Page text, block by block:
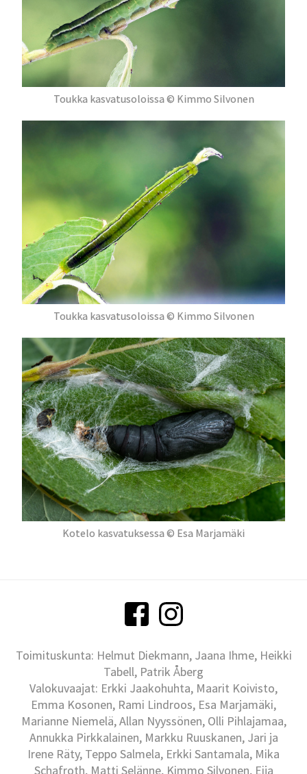
Toukka kasvatusoloissa © Kimmo Silvonen
Toukka kasvatusoloissa © Kimmo Silvonen
Kotelo kasvatuksessa © Esa Marjamäki
Toimituskunta: Helmut Diekmann, Jaana Ihme, Heikki
Tabell, Patrik Åberg
Valokuvaajat: Erkki Jaakohuhta, Maarit Koivisto,
Emma Kosonen, Rami Lindroos, Esa Marjamäki,
Marianne Niemelä, Allan Nyyssönen, Olli Pihlajamaa,
Annukka Pirkkalainen, Markku Ruuskanen, Jari ja
Irene Räty, Teppo Salmela, Erkki Santamala, Mika
Schafroth, Matti Selänne, Kimmo Silvonen, Eija